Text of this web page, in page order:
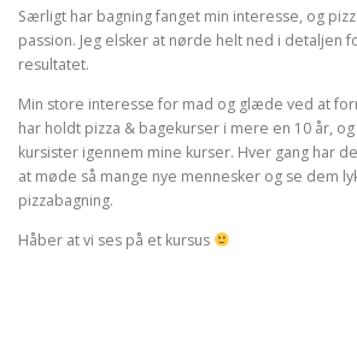
Særligt har bagning fanget min interesse, og
passion. Jeg elsker at nørde helt ned i detaljen
resultatet.
Min store interesse for mad og glæde ved at
har holdt pizza & bagekurser i mere en 10 år,
kursister igennem mine kurser. Hver gang har
at møde så mange nye mennesker og se dem
pizzabagning.
Håber at vi ses på et kursus